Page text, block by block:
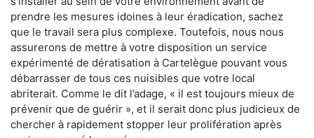
prendre les mesures idoines à leur éradication, sachez
que le travail sera plus complexe. Toutefois, nous nous
assurerons de mettre à votre disposition un service
expérimenté de dératisation à Cartelègue pouvant vous
débarrasser de tous ces nuisibles que votre local
abriterait. Comme le dit l’adage, « il est toujours mieux de
prévenir que de guérir », et il serait donc plus judicieux de
chercher à rapidement stopper leur prolifération après